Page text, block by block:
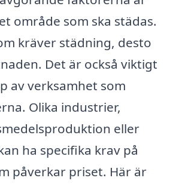
område som ska städas.
kräver städning, desto
Det är också viktigt
av verksamhet som
Olika industrier,
eller
ha specifika krav på
påverkar priset. Här är